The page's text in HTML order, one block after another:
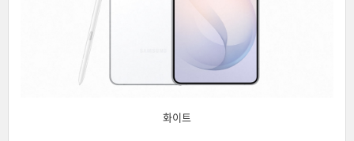
화이트